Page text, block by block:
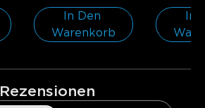
In Den
Warenkorb
In
Rezensionen